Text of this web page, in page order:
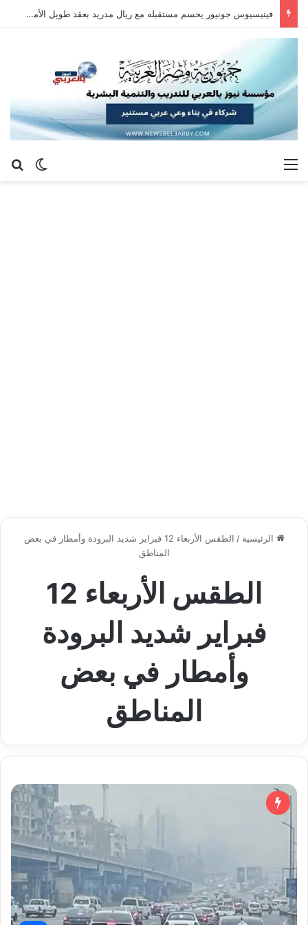
فينيسيوس جونيور يحسم مستقبله مع ريال مدريد بعقد طويل الأمد حتى 2032
الوضع القائمة
الرئيسية /
الطقس الأربعاء 12 فبراير شديد البرودة وأمطار في بعض
المناطق
الطقس الأربعاء 12
فبراير شديد البرودة
وأمطار في بعض
المناطق